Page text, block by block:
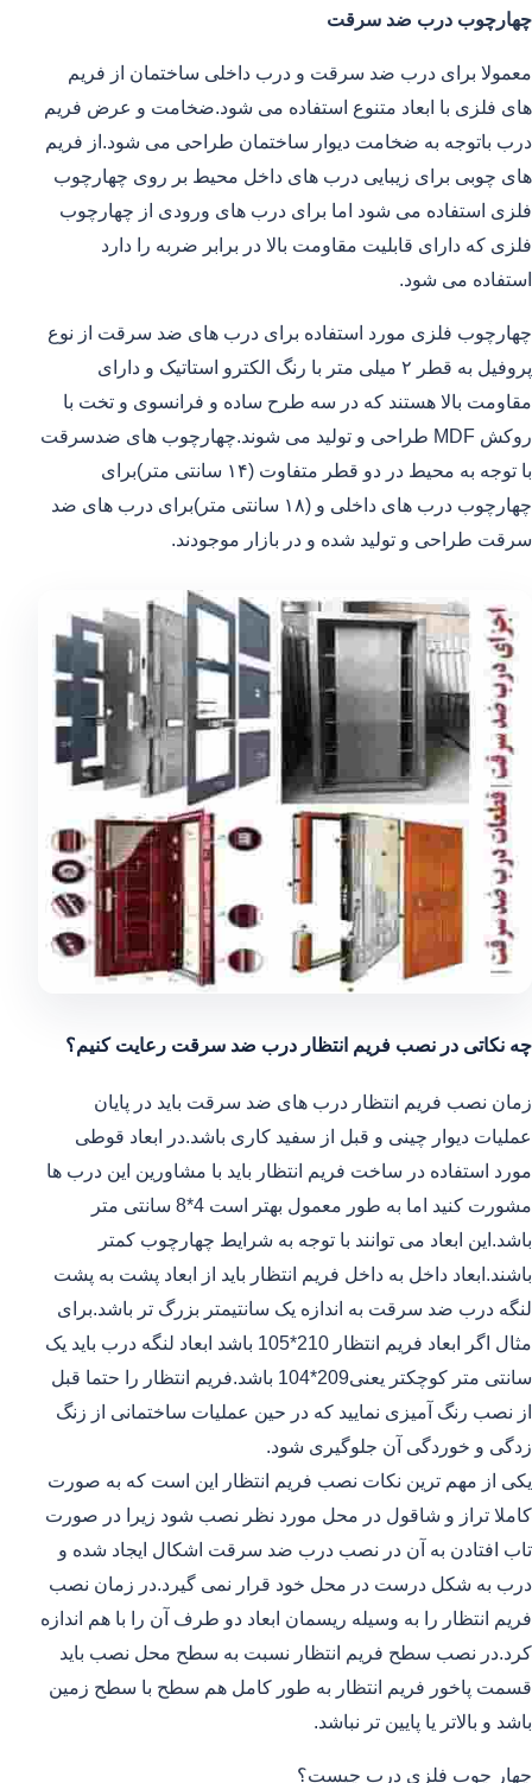
چهارچوب درب ضد سرقت
معمولا برای درب ضد سرقت و درب داخلی ساختمان از فریم
های فلزی با ابعاد متنوع استفاده می شود.ضخامت و عرض فریم
درب باتوجه به ضخامت دیوار ساختمان طراحی می شود.از فریم
های چوبی برای زیبایی درب های داخل محیط بر روی چهارچوب
فلزی استفاده می شود اما برای درب های ورودی از چهارچوب
فلزی که دارای قابلیت مقاومت بالا در برابر ضربه را دارد
استفاده می شود.
چهارچوب فلزی مورد استفاده برای درب های ضد سرقت از نوع
پروفیل به قطر ۲ میلی متر با رنگ الکترو استاتیک و دارای
مقاومت بالا هستند که در سه طرح ساده و فرانسوی و تخت با
روکش MDF طراحی و تولید می شوند.چهارچوب های ضدسرقت
با توجه به محیط در دو قطر متفاوت (۱۴ سانتی متر)برای
چهارچوب درب های داخلی و (۱۸ سانتی متر)برای درب های ضد
سرقت طراحی و تولید شده و در بازار موجودند.
چه نکاتی در نصب فریم انتظار درب ضد سرقت رعایت کنیم؟
زمان نصب فریم انتظار درب های ضد سرقت باید در پایان
عملیات دیوار چینی و قبل از سفید کاری باشد.در ابعاد قوطی
مورد استفاده در ساخت فریم انتظار باید با مشاورین این درب ها
مشورت کنید اما به طور معمول بهتر است 4*8 سانتی متر
باشد.این ابعاد می توانند با توجه به شرایط چهارچوب کمتر
باشند.ابعاد داخل به داخل فریم انتظار باید از ابعاد پشت به پشت
لنگه درب ضد سرقت به اندازه یک سانتیمتر بزرگ تر باشد.برای
مثال اگر ابعاد فریم انتظار 210*105 باشد ابعاد لنگه درب باید یک
سانتی متر کوچکتر یعنی209*104 باشد.فریم انتظار را حتما قبل
از نصب رنگ آمیزی نمایید که در حین عملیات ساختمانی از زنگ
زدگی و خوردگی آن جلوگیری شود.
یکی از مهم ترین نکات نصب فریم انتظار این است که به صورت
کاملا تراز و شاقول در محل مورد نظر نصب شود زیرا در صورت
تاب افتادن به آن در نصب درب ضد سرقت اشکال ایجاد شده و
درب به شکل درست در محل خود قرار نمی گیرد.در زمان نصب
فریم انتظار را به وسیله ریسمان ابعاد دو طرف آن را با هم اندازه
کرد.در نصب سطح فریم انتظار نسبت به سطح محل نصب باید
قسمت پاخور فریم انتظار به طور کامل هم سطح با سطح زمین
باشد و بالاتر یا پایین تر نباشد.
چهار چوب فلزی درب چیست؟